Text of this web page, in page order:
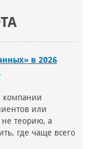
в 2026
компании
или
не теорию, а
где чаще всего